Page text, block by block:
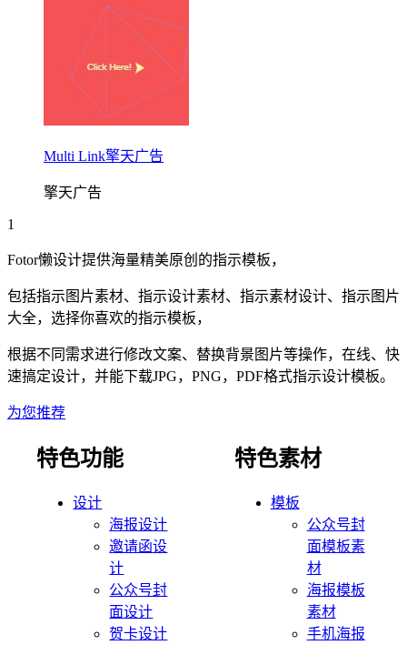
Multi Link擎天广告
擎天广告
1
Fotor懒设计提供海量精美原创的指示模板，
包括指示 图片素材、 指示设计素材、 指示素材设计、 指示 图片
大全，选择你喜欢的指示模板，
根据不同需求进行修改文案、替换背景图片等操作，在线、快
速搞定设计，并能下载JPG，PNG，PDF格式指示设计模板。
为您推荐
特色功能
设计
海报设计
邀请函设
计
公众号封
面设计
贺卡设计
特色素材
模板
公众号封
面模板素
材
海报模板
素材
手机海报